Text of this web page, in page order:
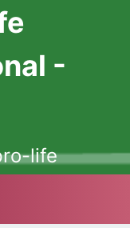
-
life